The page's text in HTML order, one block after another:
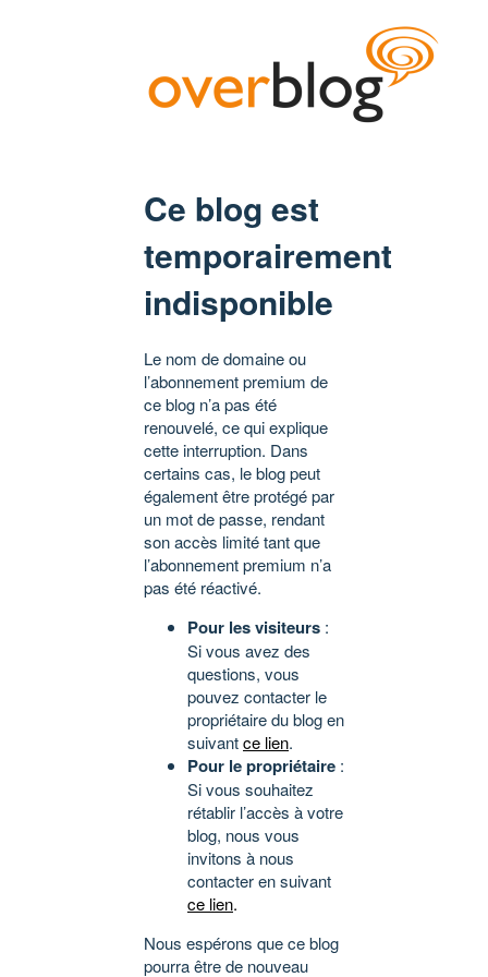
Ce blog est
temporairement
indisponible
Le nom de domaine ou
l’abonnement premium de
ce blog n’a pas été
renouvelé, ce qui explique
cette interruption. Dans
certains cas, le blog peut
également être protégé par
un mot de passe, rendant
son accès limité tant que
l’abonnement premium n’a
pas été réactivé.
Pour les visiteurs :
Si vous avez des
questions, vous
pouvez contacter le
propriétaire du blog en
suivantce lien.
Pour le propriétaire :
Si vous souhaitez
rétablir l’accès à votre
blog, nous vous
invitons à nous
contacter en suivant
ce lien.
Nous espérons que ce blog
pourra être de nouveau